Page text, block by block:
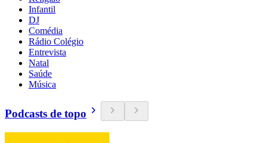
Infantil
DJ
Comédia
Rádio Colégio
Entrevista
Natal
Saúde
Música
Podcasts de topo